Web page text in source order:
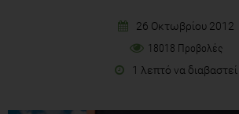
26 Οκτωβρίου 2012
18018 Προβολές
1 λεπτό να διαβαστεί